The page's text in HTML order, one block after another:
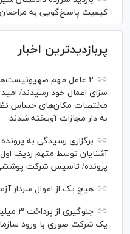
کیفیت پاسخ‌گویی به مراجعان
پربازدیدترین اخبار
سزای اعمال خود رسیدند/
مختصات مکان‌های حساس
به دار مجازات آویخته شدند
برگزاری رسیدگی به
آشنایان توسط متهم ردیف
پرونده/ تاسیس شرکت
هیچ یک از اموال سردار
یک شرکت صوری با ورود